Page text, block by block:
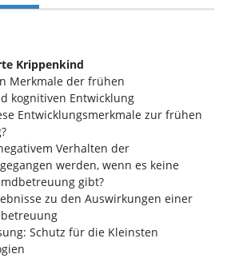
Krippenkind
Merkmale der frühen
kognitiven Entwicklung
Entwicklungsmerkmale zur frühen
Verhalten der
werden, wenn es keine
gibt?
zu den Auswirkungen einer
Schutz für die Kleinsten